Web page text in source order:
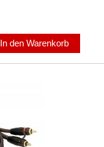
In den Warenkorb